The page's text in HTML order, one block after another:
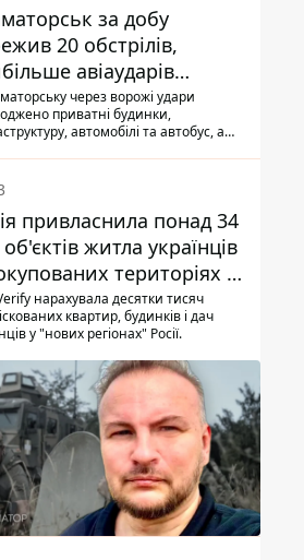
за добу
20 обстрілів,
авіаударів
250
через ворожі удари
приватні будинки,
автомобілі та автобус, а
привласнила понад 34
житла українців
територіях -
BBC
нарахувала десятки тисяч
квартир, будинків і дач
у "нових регіонах" Росії.